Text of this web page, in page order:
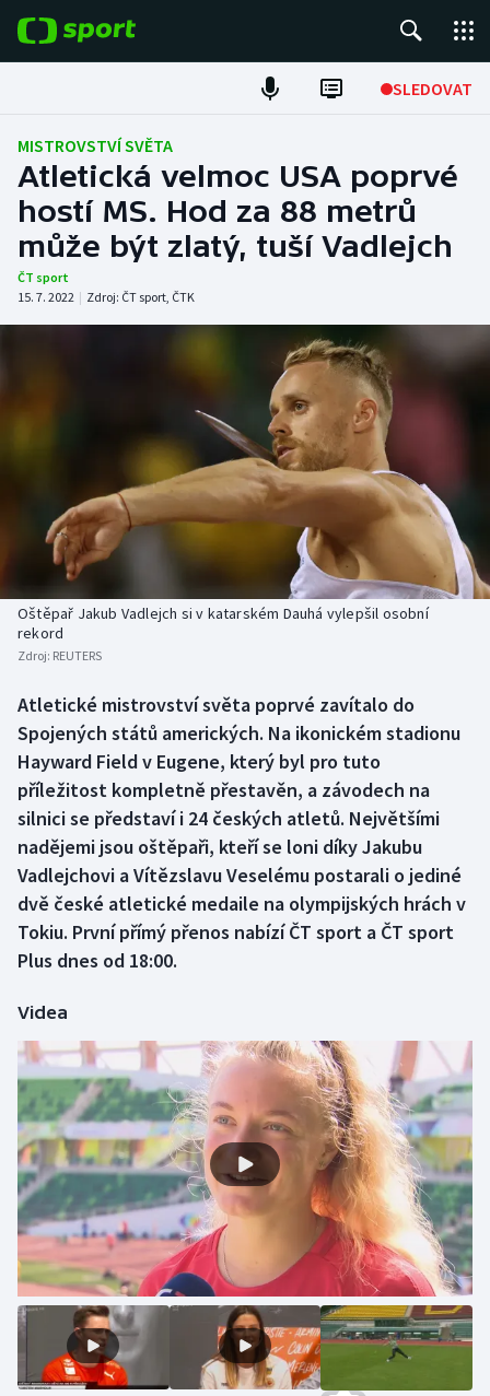
SLEDOVAT
Fotbal
Hokej
Tenis
Atletika
Americký fotbal
Baseball a softbal
Basketbal
Biatlon
Boby a skeleton
Box
Curling
Dostihy
Florbal
Futsal
Házená
Jezdectví
Judo
Krasobruslení
Lezení
Lyže a snowboard
NEPŘEHLÉDNĚTE
Soutěže
Historické návraty
Aplikace ČT sport
AZ kvíz
MISTROVSTVÍ SVĚTA
Atletická velmoc USA poprvé
hostí MS. Hod za 88 metrů
může být zlatý, tuší Vadlejch
ČT sport
15. 7. 2022 | Zdroj: ČT sport, ČTK
Oštěpař Jakub Vadlejch si v katarském Dauhá vylepšil osobní
rekord
Zdroj: REUTERS
Atletické mistrovství světa poprvé zavítalo do
Spojených států amerických. Na ikonickém stadionu
Hayward Field v Eugene, který byl pro tuto
příležitost kompletně přestavěn, a závodech na
silnici se představí i 24 českých atletů. Největšími
nadějemi jsou oštěpaři, kteří se loni díky Jakubu
Vadlejchovi a Vítězslavu Veselému postarali o jediné
dvě české atletické medaile na olympijských hrách v
Tokiu. První přímý přenos nabízí ČT sport a ČT sport
Plus dnes od 18:00.
Videa